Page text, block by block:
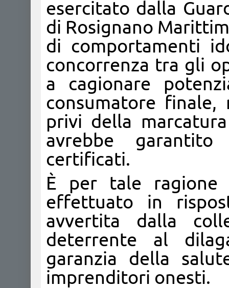
esercitato dalla
di Rosignano
di comportamenti
concorrenza tra gli
a cagionare
consumatore finale,
privi della
avrebbe garantito
certificati.
È per tale
effettuato in
avvertita dalla
deterrente al
garanzia della
imprenditori onesti.